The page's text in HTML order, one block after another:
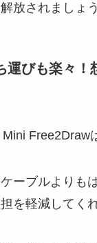
放されましょう
運びも楽々！
Free2Draw
ーブルよりも
を軽減してくれ